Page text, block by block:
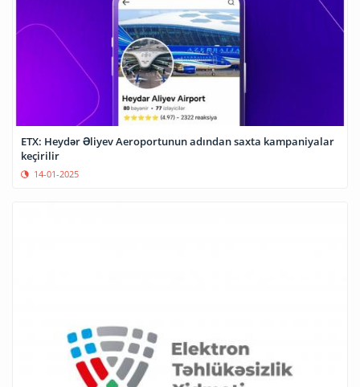
ETX: Heydər Əliyev Aeroportunun adından saxta kampaniyalar
keçirilir
14-01-2025